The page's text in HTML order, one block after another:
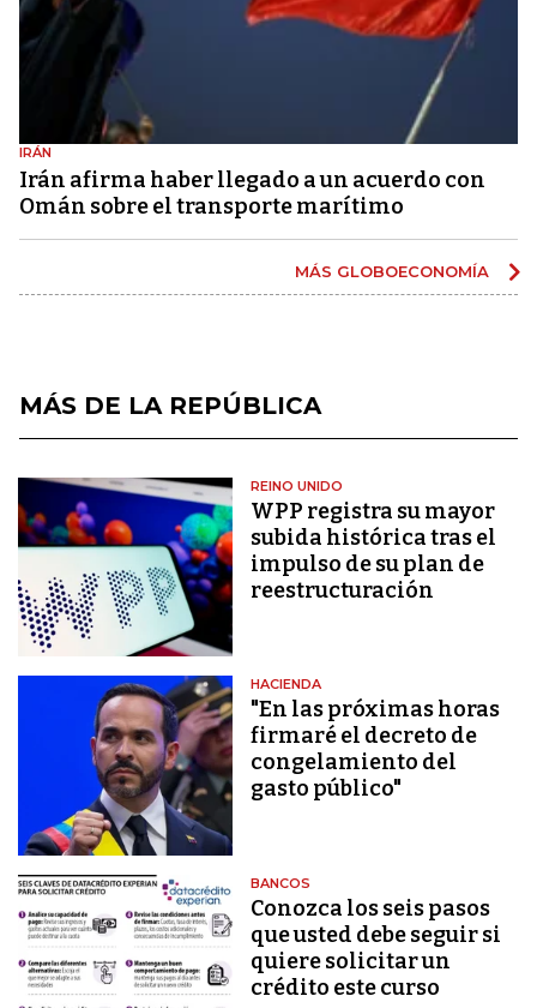
IRÁN
Irán afirma haber llegado a un acuerdo con
Omán sobre el transporte marítimo
MÁS GLOBOECONOMÍA
MÁS DE LA REPÚBLICA
REINO UNIDO
WPP registra su mayor
subida histórica tras el
impulso de su plan de
reestructuración
HACIENDA
"En las próximas horas
firmaré el decreto de
congelamiento del
gasto público"
BANCOS
Conozca los seis pasos
que usted debe seguir si
quiere solicitar un
crédito este curso